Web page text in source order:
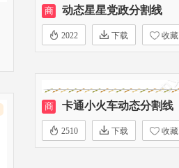
商 动态星星党政分割线
2022 下载 收藏
商 卡通小火车动态分割线
2510 下载 收藏